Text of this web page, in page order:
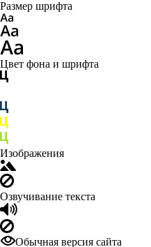
Размер шрифта
Цвет фона и шрифта
Изображения
Озвучивание текста
Обычная версия сайта